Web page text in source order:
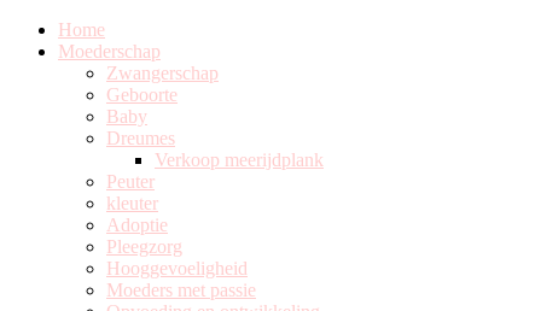
Home
Moederschap
Zwangerschap
Geboorte
Baby
Dreumes
Verkoop meerijdplank
Peuter
kleuter
Adoptie
Pleegzorg
Hooggevoeligheid
Moeders met passie